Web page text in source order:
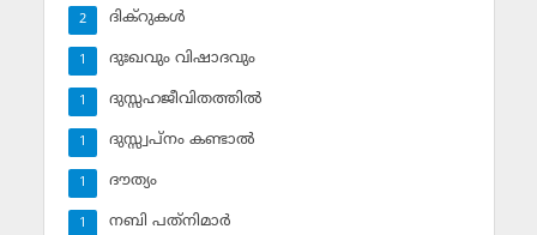
ദിക്‌റുകള്‍
2
ദുഃഖവും വിഷാദവും
1
ദുസ്സഹജീവിതത്തില്‍
1
ദുസ്സ്വപ്‌നം കണ്ടാല്‍
1
ദൗത്യം
1
നബി പത്‌നിമാര്‍
1